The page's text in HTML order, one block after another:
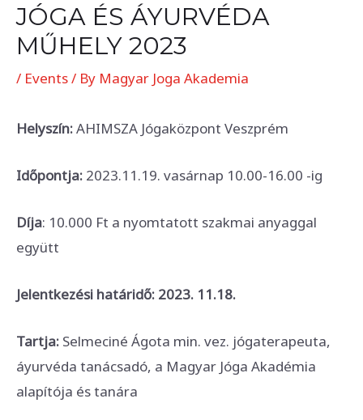
JÓGA ÉS ÁYURVÉDA
MŰHELY 2023
/ Events/ By Magyar Joga Akademia
Helyszín:AHIMSZA Jógaközpont Veszprém
Időpontja: 2023.11.19. vasárnap 10.00-16.00 -ig
Díja: 10.000 Ft a nyomtatott szakmai anyaggal
együtt
Jelentkezési határidő: 2023. 11.18.
Tartja: Selmeciné Ágota min. vez. jógaterapeuta,
áyurvéda tanácsadó, a Magyar Jóga Akadémia
alapítója és tanára